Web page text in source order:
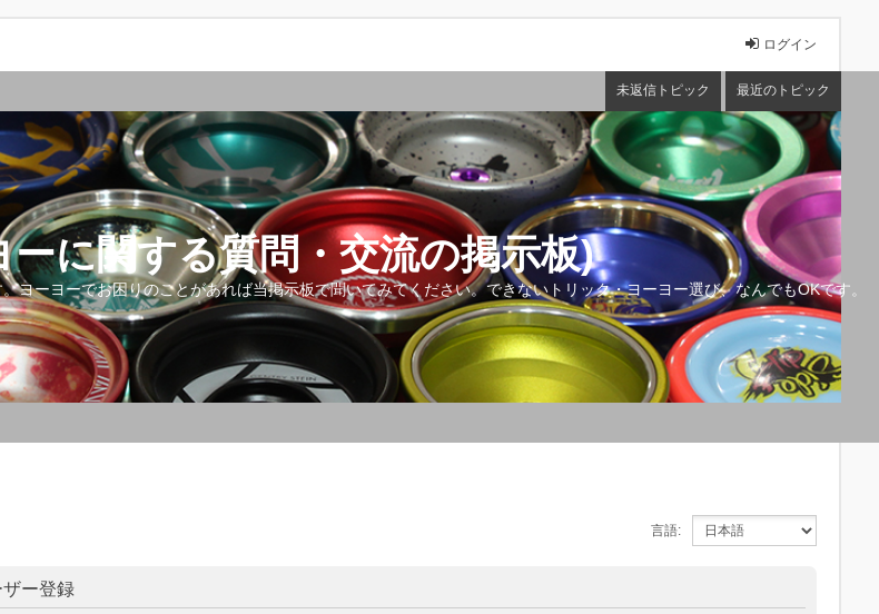
ログイン
未返信トピック 最近のトピック
に関する質問・交流の掲示板)
ーヨーでお困りのことがあれば当掲示板で聞いてみてください。できないトリック・ヨーヨー選び、なんでもOKです。
言語:
ー登録